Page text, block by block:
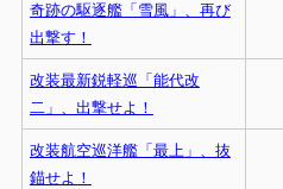
奇跡の駆逐艦「雪風」、再び
出撃す！
改装最新鋭軽巡「能代改
二」、出撃せよ！
改装航空巡洋艦「最上」、抜
錨せよ！